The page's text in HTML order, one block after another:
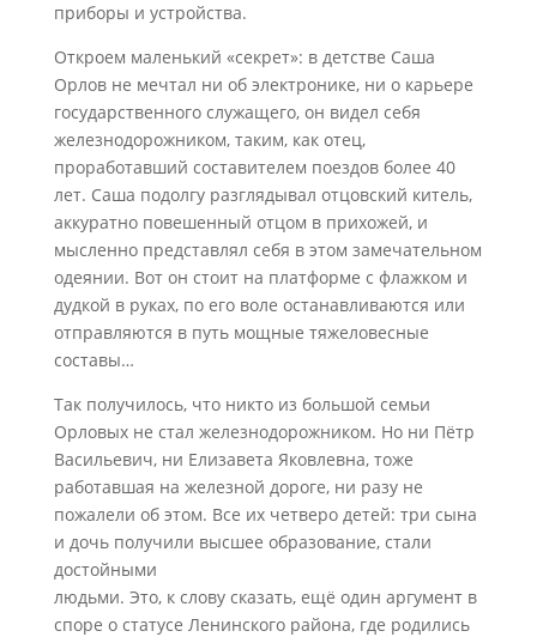
приборы и устройства.
Откроем маленький «секрет»: в детстве Саша
Орлов не мечтал ни об электронике, ни о карьере
государственного служащего, он видел себя
железнодорожником, таким, как отец,
проработавший составителем поездов более 40
лет. Саша подолгу разглядывал отцовский китель,
аккуратно повешенный отцом в прихожей, и
мысленно представлял себя в этом замечательном
одеянии. Вот он стоит на платформе с флажком и
дудкой в руках, по его воле останавливаются или
отправляются в путь мощные тяжеловесные
составы…
Так получилось, что никто из большой семьи
Орловых не стал железнодорожником. Но ни Пётр
Васильевич, ни Елизавета Яковлевна, тоже
работавшая на железной дороге, ни разу не
пожалели об этом. Все их четверо детей: три сына
и дочь получили высшее образование, стали
достойными
людьми. Это, к слову сказать, ещё один аргумент в
споре о статусе Ленинского района, где родились